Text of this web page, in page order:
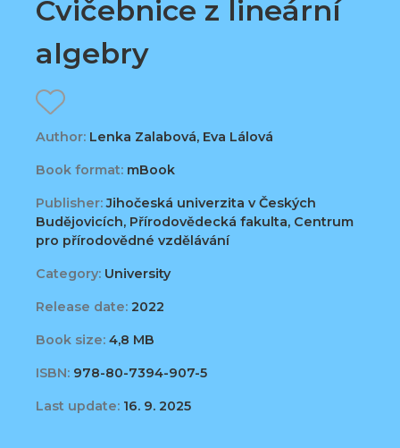
Cvičebnice z lineární
algebry
Author: Lenka Zalabová, Eva Lálová
Book format: mBook
Publisher:Jihočeská univerzita v Českých
Budějovicích, Přírodovědecká fakulta, Centrum
pro přírodovědné vzdělávání
Category: University
Release date: 2022
Book size: 4,8 MB
ISBN: 978-80-7394-907-5
Last update: 16. 9. 2025